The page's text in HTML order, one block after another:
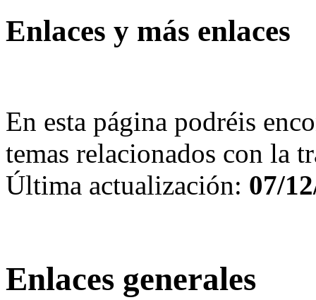
Enlaces y más enlaces
En esta página podréis
temas relacionados con la
Última actualización: 07/
Enlaces generales